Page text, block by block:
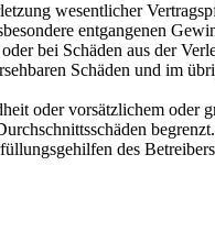
wesentlicher
entgangenen
bei Schäden aus der
Schäden und im
oder vorsätzlichem oder
des